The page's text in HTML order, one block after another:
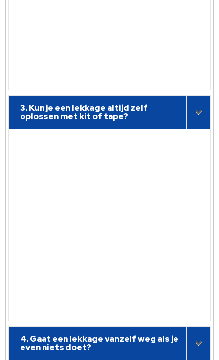
3. Kun je een lekkage altijd zelf
oplossen met kit of tape?
4. Gaat een lekkage vanzelf weg als je
even niets doet?